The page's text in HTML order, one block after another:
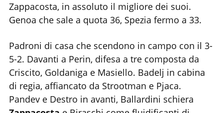
Zappacosta, in assoluto il migliore dei suoi.
Genoa che sale a quota 36, Spezia fermo a 33.
Padroni di casa che scendono in campo con il 3-
5-2. Davanti a Perin, difesa a tre composta da
Criscito, Goldaniga e Masiello. Badelj in cabina
di regia, affiancato da Strootman e Pjaca.
Pandev e Destro in avanti, Ballardini schiera